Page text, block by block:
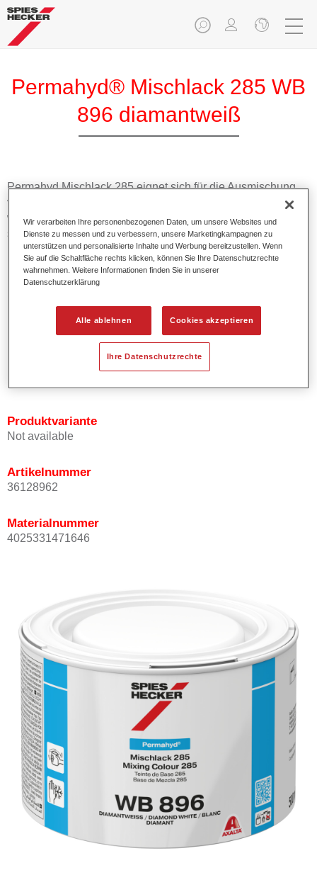
Permahyd® Mischlack 285 WB
896 diamantweiß
Permahyd Mischlack 285 eignet sich für die Ausmischung
von Permahyd Perlmutt Basislack 285, einem hochwertigen
wasserverdünnbaren Basislacksystem. Es basiert auf einer
speziellen PU-Dispersionstechnologie für Uni- und
Effektlackierungen.
Produktmerkmale
1,5 Spritzgängen.
Bietet ein gutes Standvermögen.
Verfügt über ein hohes Deckvermögen.
Besitzt eine hohe Farbtongenauigkeit.
Produktvariante
Not available
Artikelnummer
36128962
Materialnummer
4025331471646
Wir verarbeiten Ihre personenbezogenen Daten, um unsere Websites und
Dienste zu messen und zu verbessern, unsere Marketingkampagnen zu
unterstützen und personalisierte Inhalte und Werbung bereitzustellen. Wenn
Sie auf die Schaltfläche rechts klicken, können Sie Ihre Datenschutzrechte
wahrnehmen. Weitere Informationen finden Sie in unserer
Datenschutzerklärung
Alle ablehnen Cookies akzeptieren
Ihre Datenschutzrechte